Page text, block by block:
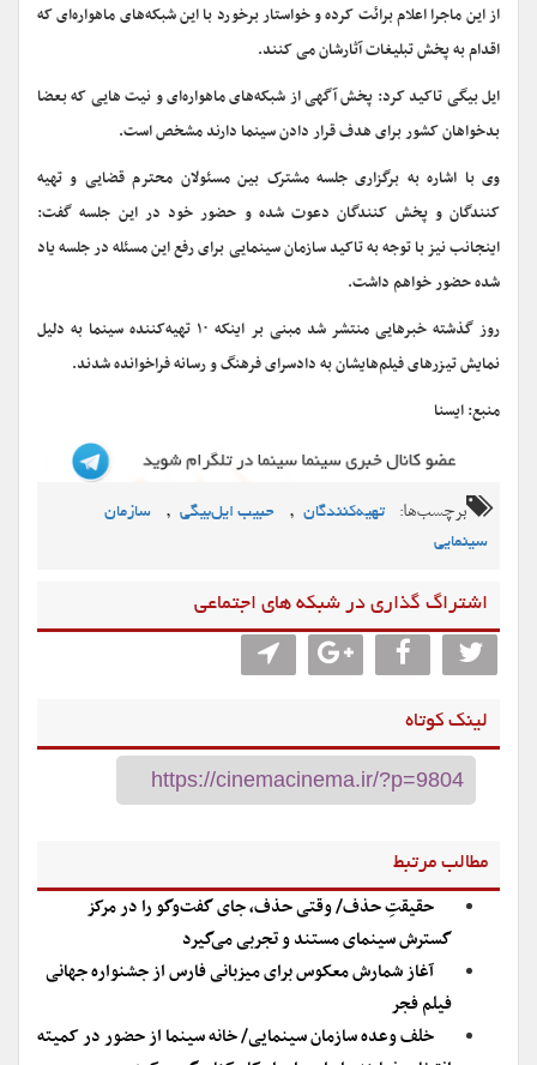
از این ماجرا اعلام برائت کرده و خواستار برخورد با این شبکه‌های ماهواره‌ای که
اقدام به پخش تبلیغات آثارشان می کنند.
ایل بیگی تاکید کرد: پخش آگهی از شبکه‌های ماهواره‌ای و نیت هایی که بعضا
بدخواهان کشور برای هدف قرار دادن سینما دارند مشخص است.
وی با اشاره به برگزاری جلسه مشترک بین مسئولان محترم قضایی و تهیه
کنندگان و پخش کنندگان دعوت شده و حضور خود در این جلسه گفت:
اینجانب نیز با توجه به تاکید سازمان سینمایی برای رفع این مسئله در جلسه یاد
شده حضور خواهم داشت.
روز گذشته خبرهایی منتشر شد مبنی بر اینکه ۱۰ تهیه‌کننده سینما به دلیل
نمایش تیزرهای فیلم‌هایشان به دادسرای فرهنگ و رسانه فراخوانده شدند.
منبع: ایسنا
برچسب‌ها: تهیه‌کنندگان , حبیب ایل‌بیگی ,
سازمان
سینمایی
اشتراگ گذاری در شبکه های اجتماعی
لینک کوتاه
مطالب مرتبط
حقیقتِ حذف/ وقتی حذف، جای گفت‌وگو را در مرکز
گسترش سینمای مستند و تجربی می‌گیرد
آغاز شمارش معکوس برای میزبانی فارس از جشنواره جهانی
فیلم فجر
خلف وعده سازمان سینمایی/ خانه سینما از حضور در کمیته